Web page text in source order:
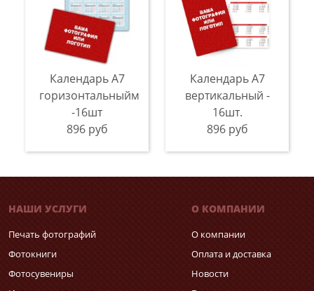
Календарь A7
горизонтальныйм
-16шт
896 руб
Календарь A7
вертикальный -
16шт.
896 руб
НАШИ УСЛУГИ
Печать фотографий
Фотокниги
Фотосувениры
О КОМПАНИИ
О компании
Оплата и доставка
Новости